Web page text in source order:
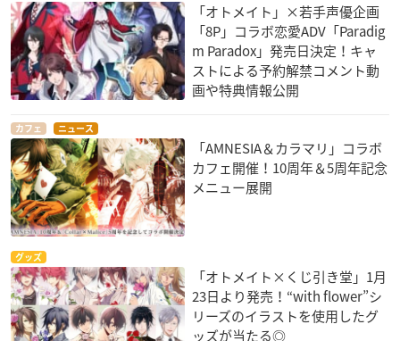
「オトメイト」×若手声優企画
「8P」コラボ恋愛ADV「Paradig
m Paradox」発売日決定！キャ
ストによる予約解禁コメント動
画や特典情報公開
カフェ ニュース
「AMNESIA＆カラマリ」コラボ
カフェ開催！10周年＆5周年記念
メニュー展開
グッズ
「オトメイト×くじ引き堂」1月
23日より発売！“with flower”シ
リーズのイラストを使用したグ
ッズが当たる◎